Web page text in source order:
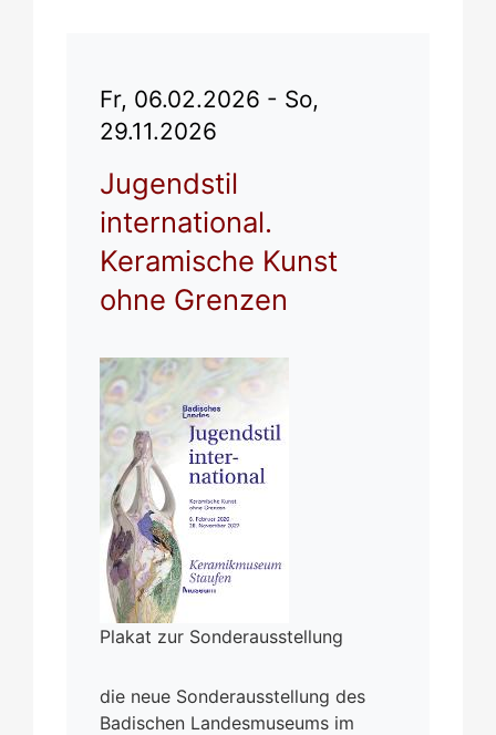
Fr, 06.02.2026 - So,
29.11.2026
Jugendstil
international.
Keramische Kunst
ohne Grenzen
Plakat zur Sonderausstellung
die neue Sonderausstellung des
Badischen Landesmuseums im